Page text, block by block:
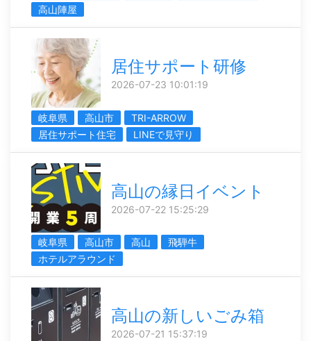
高山陣屋
居住サポート研修
2026-07-23 10:01:19
岐阜県 高山市
TRI-ARROW
居住サポート住宅
LINEで見守り
高山の縁日イベント
2026-07-22 15:25:29
岐阜県 高山市 高山
飛騨牛
ホテルアラウンド
高山の新しいごみ箱
2026-07-21 15:37:19